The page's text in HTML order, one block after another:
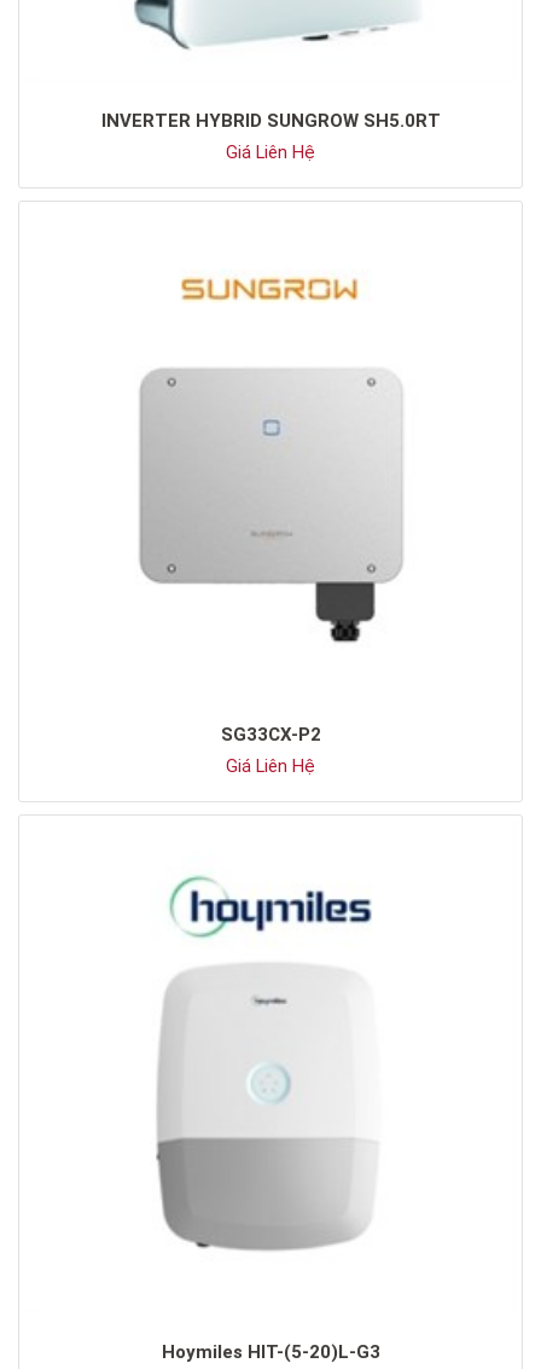
INVERTER HYBRID SUNGROW SH5.0RT
Giá Liên Hệ
SG33CX-P2
Giá Liên Hệ
Hoymiles HIT-(5-20)L-G3